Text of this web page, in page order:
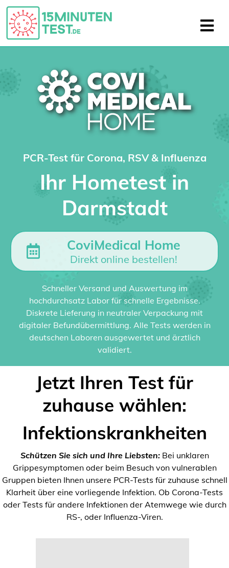
PCR-Test für Corona, RSV & Influenza
Ihr Hometest in
Darmstadt
CoviMedical Home
Direkt online bestellen!
Schneller Versand und Auswertung im
hochdurchsatz Labor für schnelle Ergebnisse.
Diskrete Lieferung in neutraler Verpackung mit
digitaler Befundübermittlung. Alle Tests werden in
deutschen Laboren ausgewertet und ärztlich
validiert.
Jetzt Ihren Test für
zuhause wählen:
Infektionskrankheiten
Schützen Sie sich und Ihre Liebsten:Bei unklaren
Grippesymptomen oder beim Besuch von vulnerablen
Gruppen bieten Ihnen unsere PCR-Tests für zuhause schnell
Klarheit über eine vorliegende Infektion. Ob Corona-Tests
oder Tests für andere Infektionen der Atemwege wie durch
RS-, oder Influenza-Viren.